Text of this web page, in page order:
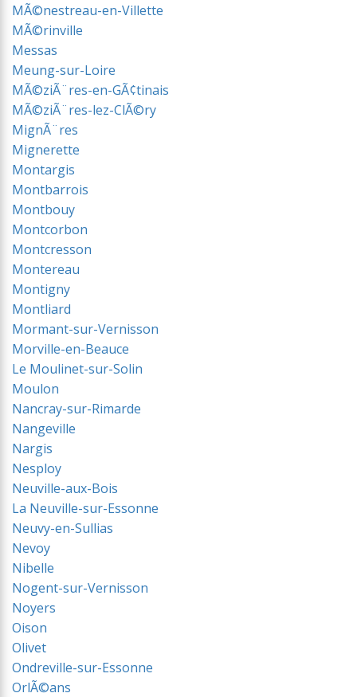
MÃ©nestreau-en-Villette
MÃ©rinville
Messas
Meung-sur-Loire
MÃ©ziÃ¨res-en-GÃ¢tinais
MÃ©ziÃ¨res-lez-ClÃ©ry
MignÃ¨res
Mignerette
Montargis
Montbarrois
Montbouy
Montcorbon
Montcresson
Montereau
Montigny
Montliard
Mormant-sur-Vernisson
Morville-en-Beauce
Le Moulinet-sur-Solin
Moulon
Nancray-sur-Rimarde
Nangeville
Nargis
Nesploy
Neuville-aux-Bois
La Neuville-sur-Essonne
Neuvy-en-Sullias
Nevoy
Nibelle
Nogent-sur-Vernisson
Noyers
Oison
Olivet
Ondreville-sur-Essonne
OrlÃ©ans